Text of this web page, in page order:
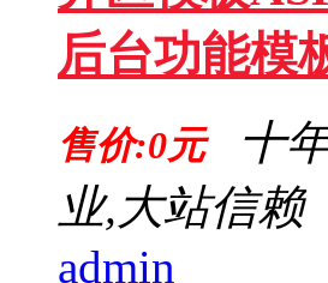
后台功能模
售价:0元
十
业,大站信赖
admin